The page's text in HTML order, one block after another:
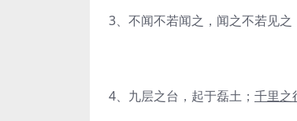
3、不闻不若闻之，闻之不若见
4、九层之台，起于磊土； 千里之